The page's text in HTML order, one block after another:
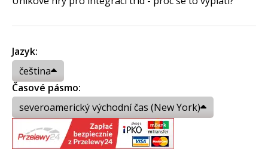
Jazyk:
čeština
Časové pásmo:
severoamerický východní čas (New York)